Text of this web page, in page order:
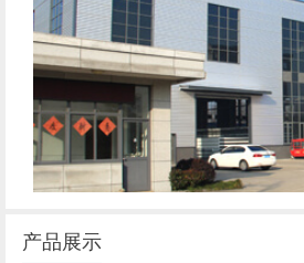
产品展示